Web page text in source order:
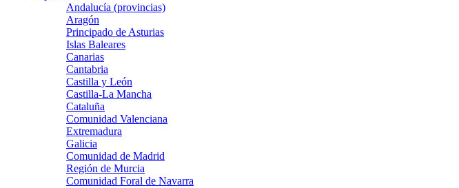
Andalucía (provincias)
Aragón
Principado de Asturias
Islas Baleares
Canarias
Cantabria
Castilla y León
Castilla-La Mancha
Cataluña
Comunidad Valenciana
Extremadura
Galicia
Comunidad de Madrid
Región de Murcia
Comunidad Foral de Navarra